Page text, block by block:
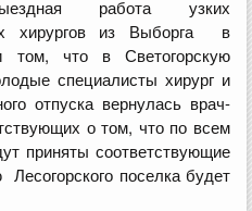
работа узких
хирургов из Выборга в
том, что в Светогорскую
специалисты хирург и
отпуска вернулась врач-
о том, что по всем
приняты соответствующие
поселка будет